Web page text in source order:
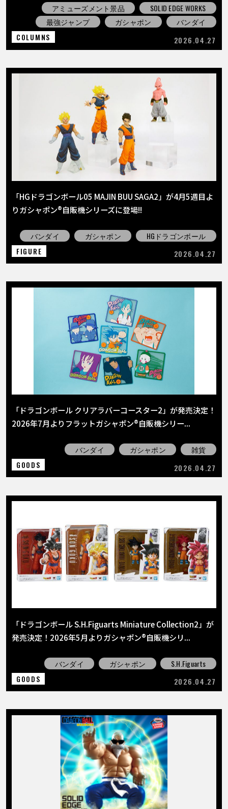
アミューズメント景品
SOLID EDGE WORKS
最強ジャンプ
ガシャポン
バンダイ
COLUMNS
2026.04.27
「HGドラゴンボール05 MAJIN BUU SAGA2」が4月5週目よ
りガシャポン®自販機シリーズに登場!!
バンダイ ガシャポン
HGドラゴンボール
FIGURE
2026.04.27
「ドラゴンボール クリアラバーコースター2」が発売決定！
2026年7月よりフラットガシャポン®自販機シリー...
バンダイ ガシャポン
雑貨
GOODS
2026.04.27
「ドラゴンボール S.H.Figuarts Miniature Collection2」が
発売決定！2026年5月よりガシャポン®自販機シリ...
バンダイ ガシャポン
S.H.Figuarts
GOODS
2026.04.27